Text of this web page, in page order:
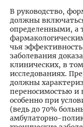
В руководство,
должны
определенными, а
чья
заболевания
клинических, в
исследованиях.
должны
переносимостью и
особенно при
(ведь до 70%
амбулаторно-